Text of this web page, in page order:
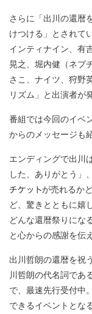
さらに「出川の還暦
けつける」とされて
インティナイン、有
晃之、堀内健（ネプ
さこ、ナイツ、狩野
リズム」と出演者が
番組では今回のイベ
からのメッセージも
エンディングで出川
した、ありがとう」
が売れるか
ど、驚きとともに嬉
どんな還暦祭りにな
と心からの感謝を伝え
出川哲朗の還暦を祝
川哲朗の代名詞であ
で、最速先行受付中
できるイベントとなる